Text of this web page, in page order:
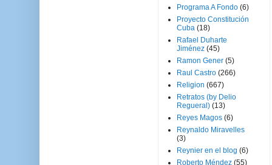
Programa A Fondo (6)
Proyecto Constitución
Cuba (18)
Rafael Duharte
Jiménez (45)
Ramon Gener (5)
Raul Castro (266)
Religion (667)
Retratos (by Delio
Regueral) (13)
Reyes Magos (6)
Reynaldo Miravelles
(3)
Reynier en el blog (6)
Roberto Méndez (55)